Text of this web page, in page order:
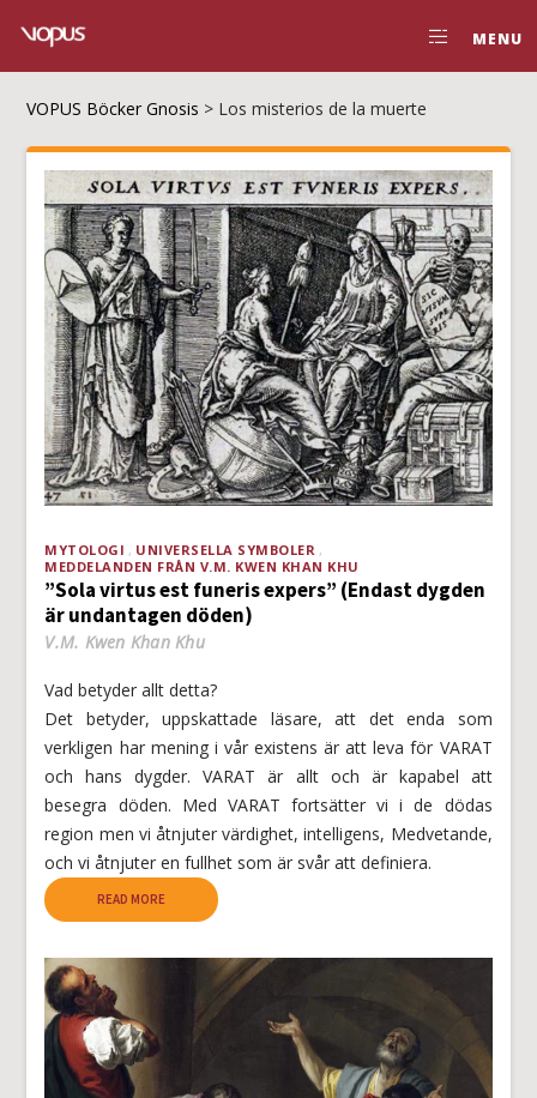
MENU
VOPUS Böcker Gnosis > Los misterios de la muerte
MYTOLOGI
UNIVERSELLA SYMBOLER
MEDDELANDEN FRÅN V.M. KWEN KHAN KHU
”Sola virtus est funeris expers” (Endast dygden
är undantagen döden)
V.M. Kwen Khan Khu
Vad betyder allt detta?
Det betyder, uppskattade läsare, att det enda som
verkligen har mening i vår existens är att leva för VARAT
och hans dygder. VARAT är allt och är kapabel att
besegra döden. Med VARAT fortsätter vi i de dödas
region men vi åtnjuter värdighet, intelligens, Medvetande,
och vi åtnjuter en fullhet som är svår att definiera.
READ MORE